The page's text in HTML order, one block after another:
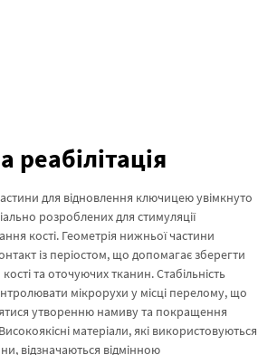
реабілітація
для відновлення ключицею увімкнуто
розроблених для стимуляції
кості. Геометрія нижньої частини
із періостом, що допомагає зберегти
та оточуючих тканин. Стабільність
мікрорухи у місці перелому, що
утворенню намиву та покращення
матеріали, які використовуються
відзначаються відмінною